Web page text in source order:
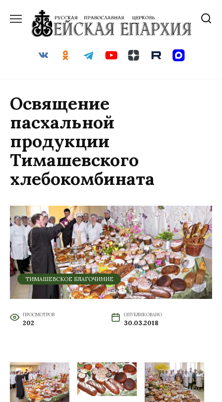
содержанию
Освящение
пасхальной
продукции
Тимашевского
хлебокомбината
ТИМАШЕВСКОЕ БЛАГОЧИНИЕ
ПРОСМОТРОВ
202
ОПУБЛИКОВАНО
30.03.2018